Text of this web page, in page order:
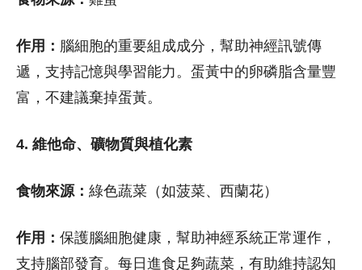
作用： 腦細胞的重要組成成分，幫助神經訊號傳
遞，支持記憶與學習能力。蛋黃中的卵磷脂含量豐
富，不建議棄掉蛋黃。
4. 維他命、礦物質與植化素
食物來源： 綠色蔬菜（如菠菜、西蘭花）
作用： 保護腦細胞健康，幫助神經系統正常運作，
支持腦部發育。每日進食足夠蔬菜，有助維持認知